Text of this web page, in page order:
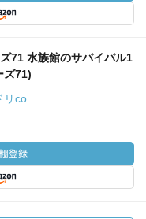
71 水族館のサバイバル1
ズ71)
co.